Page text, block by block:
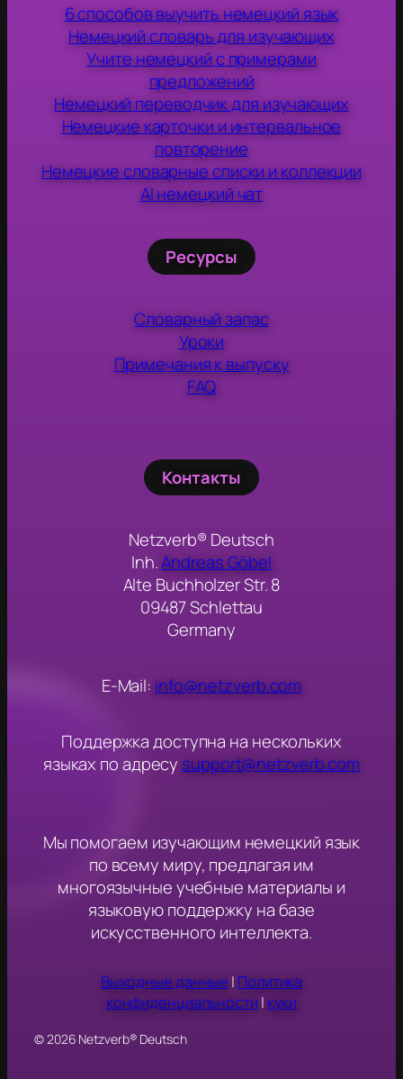
6 способов выучить немецкий язык
Немецкий словарь для изучающих
Учите немецкий с примерами
предложений
Немецкий переводчик для изучающих
Немецкие карточки и интервальное
повторение
Немецкие словарные списки и коллекции
AI немецкий чат
Ресурсы
Словарный запас
Уроки
Примечания к выпуску
FAQ
Контакты
Netzverb® Deutsch
Inh.Andreas Göbel
Alte Buchholzer Str. 8
09487 Schlettau
Germany
E-Mail: info@netzverb.com
Поддержка доступна на нескольких
языках по адресу support@netzverb.com
Мы помогаем изучающим немецкий язык
по всему миру, предлагая им
многоязычные учебные материалы и
языковую поддержку на базе
искусственного интеллекта.
Выходные данные | Политика
конфиденциальности | куки
© 2026 Netzverb® Deutsch